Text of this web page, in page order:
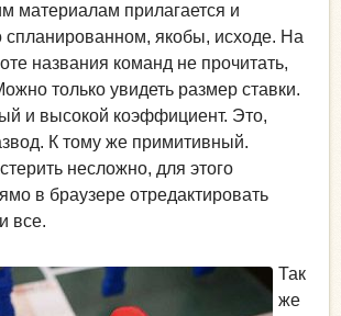
материалам прилагается и
якобы, исходе. На
названия команд не прочитать,
только увидеть размер ставки.
и высокой коэффициент. Это,
К тому же примитивный.
несложно, для этого
в браузере отредактировать
все.
Так
же